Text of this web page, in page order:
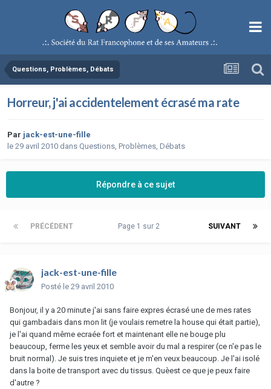
Questions, Problèmes, Débats
Horreur, j'ai accidentelement écrasé ma rate
Par jack-est-une-fille
le 29 avril 2010 dans Questions, Problèmes, Débats
Répondre à ce sujet
PRÉCÉDENT SUIVANT
Page 1 sur 2
jack-est-une-fille
Posté le 29 avril 2010
Bonjour, il y a 20 minute j'ai sans faire expres écrasé une de mes rates
qui gambadais dans mon lit (je voulais remetre la house qui était partie),
je l'ai quand même ecraée fort et maintenant elle ne bouge plu
beaucoup, ferme les yeux et semble avoir du mal a respirer (ce n'e pas le
bruit normal). Je suis tres inquiete et je m'en veux beaucoup. Je l'ai isolé
dans la boite de transport avec du tissus. Quèest ce que je peux faire
d'autre ?